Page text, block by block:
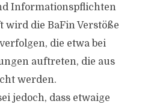
Informationspflichten
wird die BaFin Verstöße
die etwa bei
auftreten, die aus
werden.
jedoch, dass etwaige